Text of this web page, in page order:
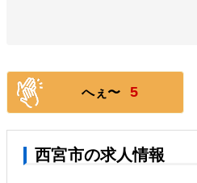
へぇ〜 5
西宮市の求人情報